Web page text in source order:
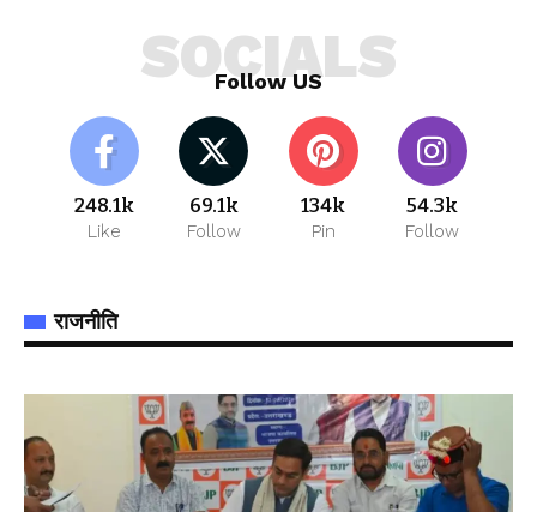
Follow US
SOCIALS
248.1k
Like
69.1k
Follow
134k
Pin
54.3k
Follow
राजनीति